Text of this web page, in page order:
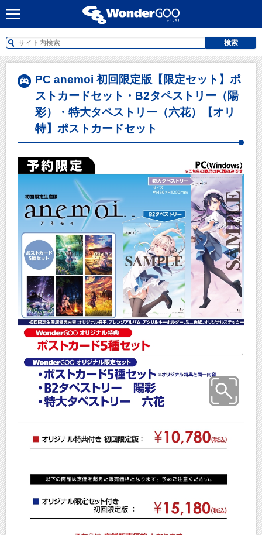
検索
PC anemoi 初回限定版【限定セット】ポ
ストカードセット・B2タペストリー（陽
彩）・特大タペストリー（六花）【オリ
特】ポストカードセット